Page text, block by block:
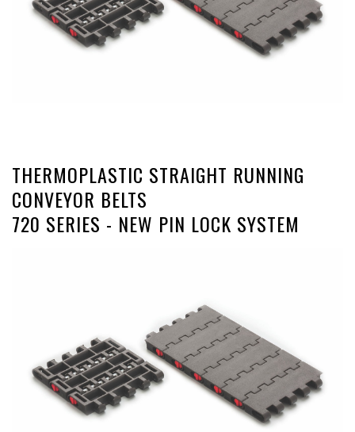
THERMOPLASTIC STRAIGHT RUNNING
CONVEYOR BELTS
720 SERIES - NEW PIN LOCK SYSTEM